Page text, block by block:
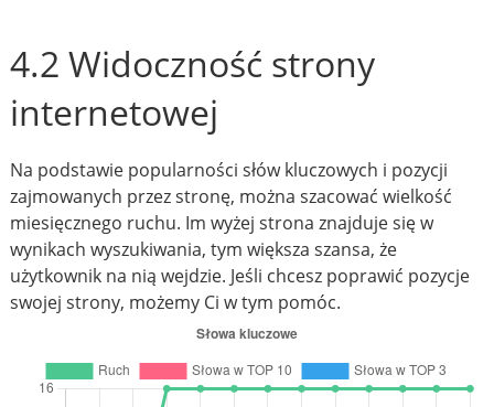
4.2 Widoczność strony
internetowej
Na podstawie popularności słów kluczowych i pozycji
zajmowanych przez stronę, można szacować wielkość
miesięcznego ruchu. Im wyżej strona znajduje się w
wynikach wyszukiwania, tym większa szansa, że
użytkownik na nią wejdzie. Jeśli chcesz poprawić pozycje
swojej strony, możemy Ci w tym pomóc.